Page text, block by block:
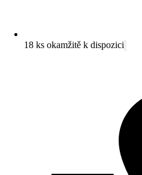
18 ks okamžitě k dispozici